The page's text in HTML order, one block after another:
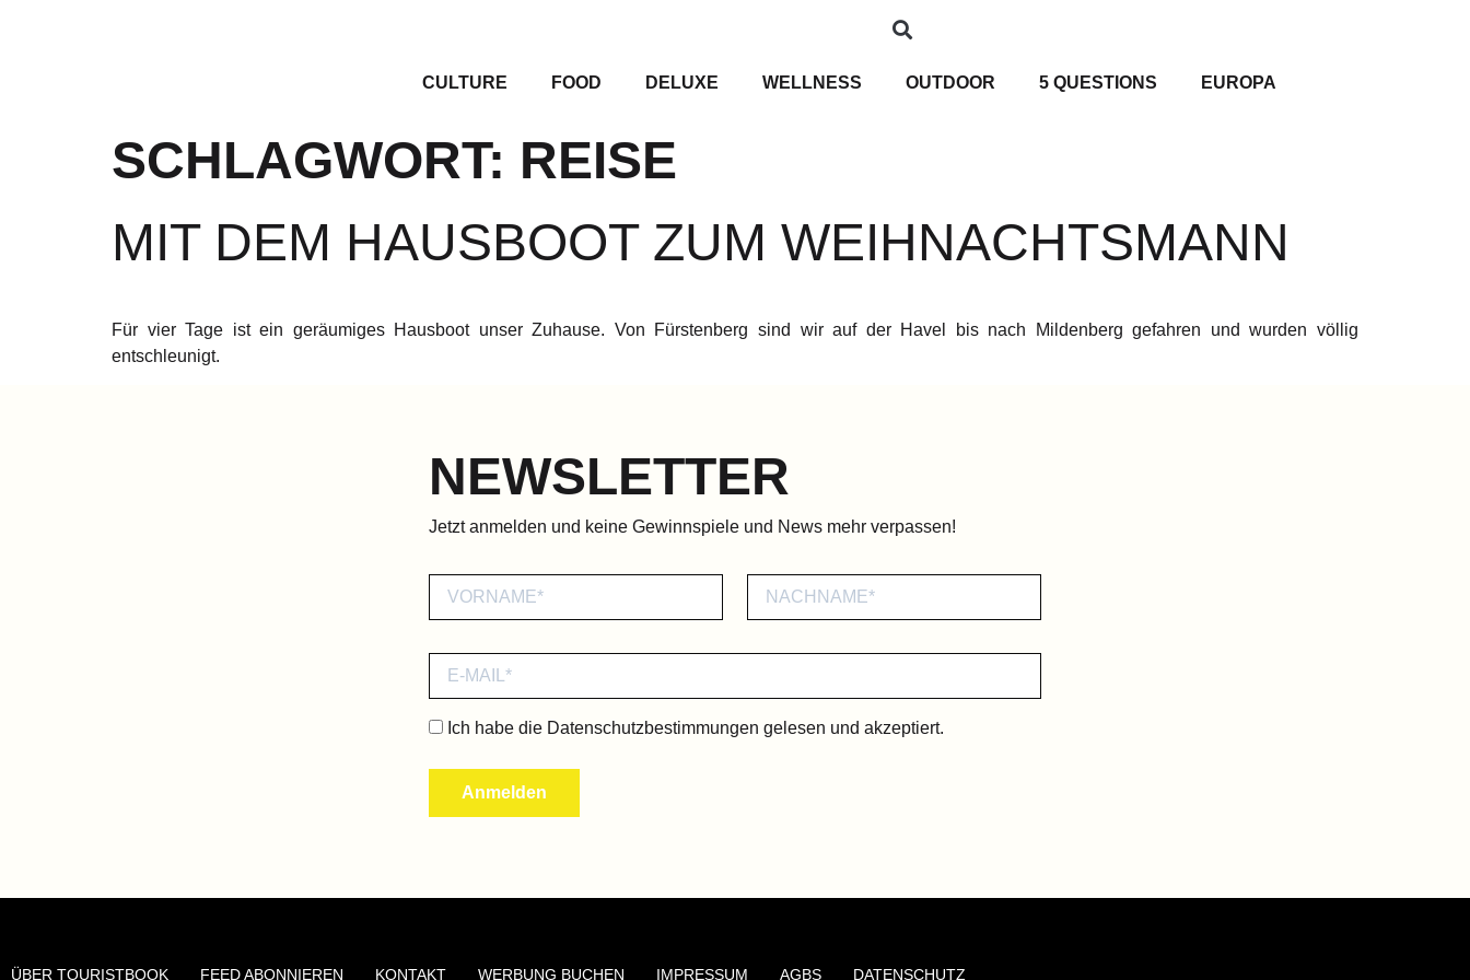
CULTURE FOOD DELUXE WELLNESS OUTDOOR 5 QUESTIONS EUROPA
SCHLAGWORT: REISE
MIT DEM HAUSBOOT ZUM WEIHNACHTSMANN
Für vier Tage ist ein geräumiges Hausboot unser Zuhause. Von Fürstenberg sind wir auf der Havel bis nach Mildenberg gefahren und wurden völlig
entschleunigt.
NEWSLETTER
Jetzt anmelden und keine Gewinnspiele und News mehr verpassen!
Ich habe die Datenschutzbestimmungen gelesen und akzeptiert.
ÜBER TOURISTBOOK FEED ABONNIEREN KONTAKT WERBUNG BUCHEN IMPRESSUM AGBS DATENSCHUTZ